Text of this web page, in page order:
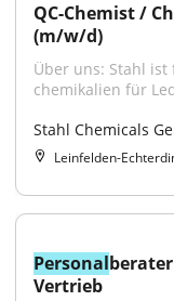
QC-Chemist /
(m/w/d)
Über uns: Stahl
chemikalien für
Stahl Chemicals
Leinfelden-
Personal
Vertrieb